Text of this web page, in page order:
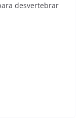
desvertebrar